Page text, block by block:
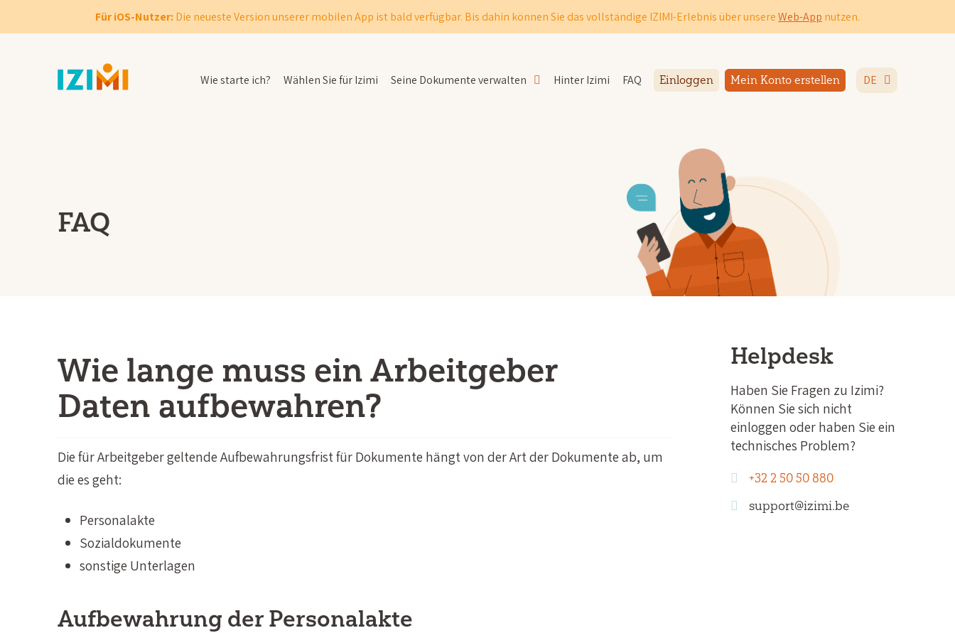
Für iOS-Nutzer:Die neueste Version unserer mobilen App ist bald verfügbar. Bis dahin können Sie das vollständige IZIMI-Erlebnis über unsereWeb-App nutzen.
Wie starte ich? Wählen Sie für Izimi Seine Dokumente verwalten Hinter Izimi FAQ Einloggen Mein Konto erstellen DE
FAQ
Wie lange muss ein Arbeitgeber
Daten aufbewahren?
Die für Arbeitgeber geltende Aufbewahrungsfrist für Dokumente hängt von der Art der Dokumente ab, um
die es geht:
Personalakte
Sozialdokumente
sonstige Unterlagen
Aufbewahrung der Personalakte
Helpdesk
Haben Sie Fragen zu Izimi?
Können Sie sich nicht
einloggen oder haben Sie ein
technisches Problem?
+32 2 50 50 880
support@izimi.be